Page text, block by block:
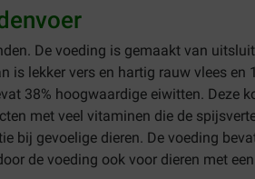
De voeding is gemaakt van
is lekker vers en hartig rauw vlees
38% hoogwaardige eiwitten. Deze
met veel vitaminen die de
bij gevoelige dieren. De voeding
de voeding ook voor dieren met